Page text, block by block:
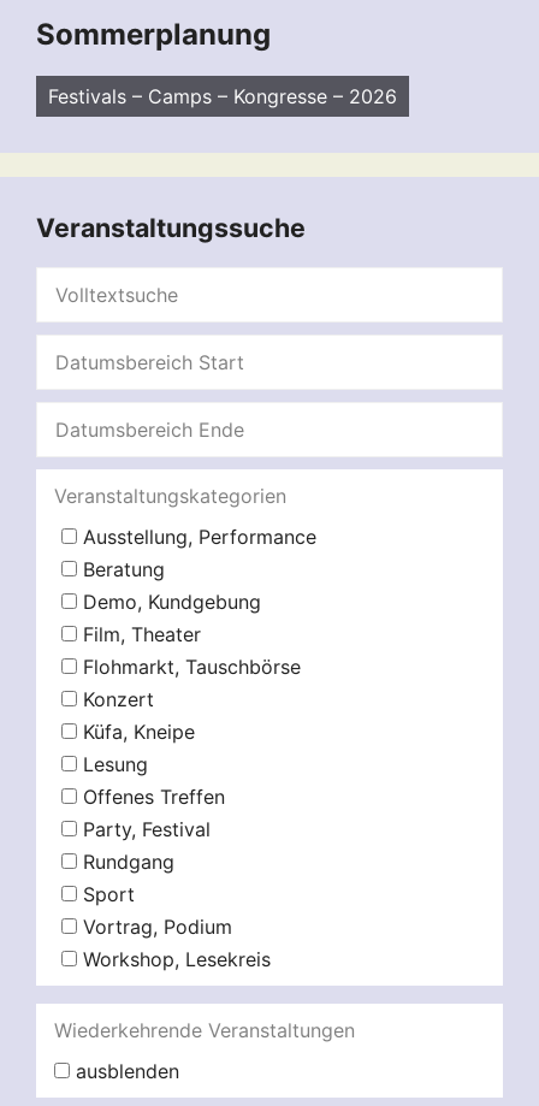
Sommerplanung
Festivals – Camps – Kongresse – 2026
Veranstaltungssuche
Veranstaltungskategorien
Ausstellung, Performance
Beratung
Demo, Kundgebung
Film, Theater
Flohmarkt, Tauschbörse
Konzert
Küfa, Kneipe
Lesung
Offenes Treffen
Party, Festival
Rundgang
Sport
Vortrag, Podium
Workshop, Lesekreis
Wiederkehrende Veranstaltungen
ausblenden